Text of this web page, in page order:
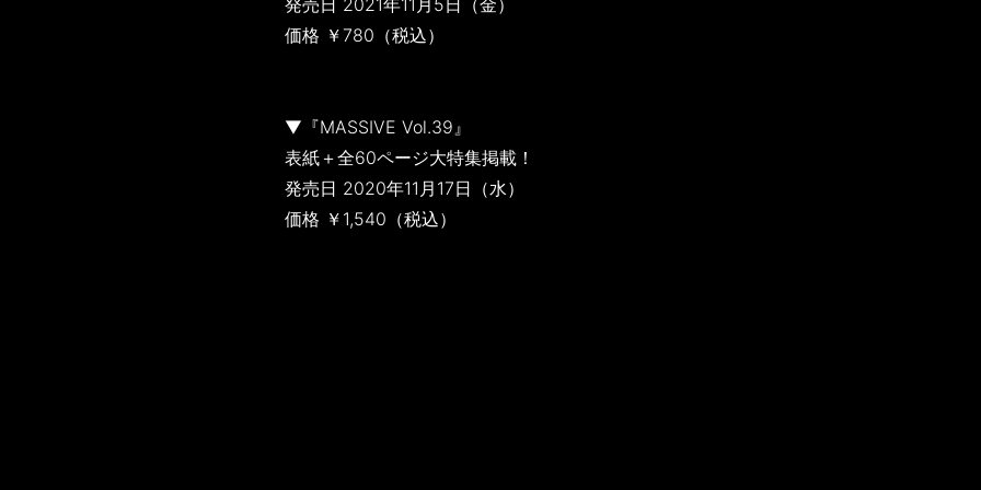
発売日 2021年11月5日（金）
価格 ￥780（税込）
▼『MASSIVE Vol.39』
表紙＋全60ページ大特集掲載！
発売日 2020年11月17日（水）
価格 ￥1,540（税込）